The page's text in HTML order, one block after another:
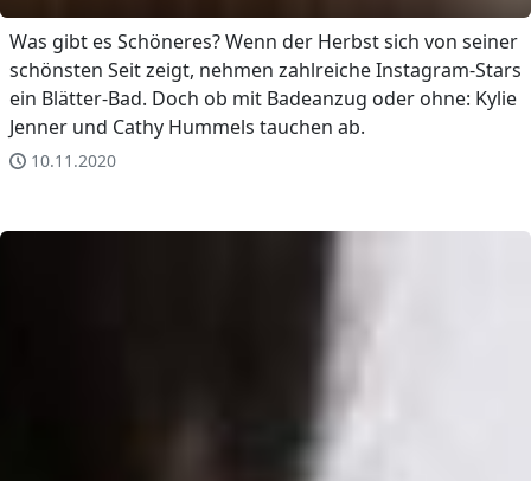
Was gibt es Schöneres? Wenn der Herbst sich von seiner
schönsten Seit zeigt, nehmen zahlreiche Instagram-Stars
ein Blätter-Bad. Doch ob mit Badeanzug oder ohne: Kylie
Jenner und Cathy Hummels tauchen ab.
10.11.2020